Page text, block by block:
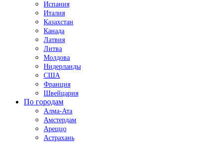
Испания
Италия
Казахстан
Канада
Латвия
Литва
Молдова
Нидерланды
США
Франция
Швейцария
По городам
Алма-Ата
Амстердам
Ареццо
Астрахань